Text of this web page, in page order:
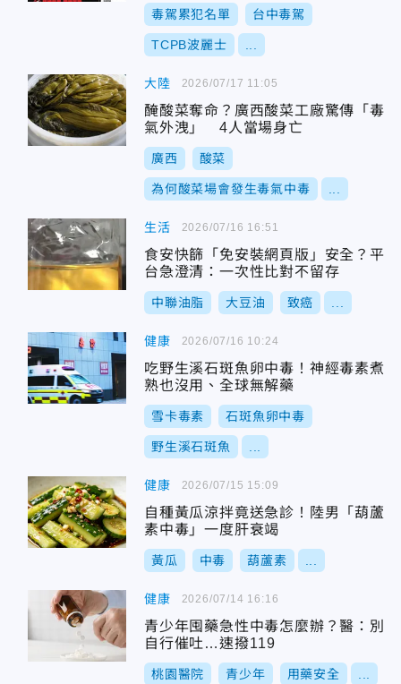
毒駕累犯名單 台中毒駕
TCPB波麗士
大陸
醃酸菜奪命？廣西酸菜工廠驚傳「毒
氣外洩」 4人當場身亡
廣西 酸菜
為何酸菜場會發生毒氣中毒
2026/07/17 11:05
生活
食安快篩「免安裝網頁版」安全？平
台急澄清：一次性比對不留存
中聯油脂 大豆油 致癌
2026/07/16 16:51
健康
吃野生溪石斑魚卵中毒！神經毒素煮
熟也沒用、全球無解藥
雪卡毒素 石斑魚卵中毒
野生溪石斑魚
2026/07/16 10:24
健康
自種黃瓜涼拌竟送急診！陸男「葫蘆
素中毒」一度肝衰竭
黃瓜 中毒 葫蘆素
2026/07/15 15:09
健康
青少年囤藥急性中毒怎麼辦？醫：別
自行催吐…速撥119
桃園醫院 青少年 用藥安全
2026/07/14 16:16